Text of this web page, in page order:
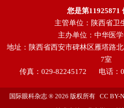
您是第11925871
主管单位：陕西省卫
主办单位：中华医
地址：陕西省西安市碑林区雁塔路
7室
传真：029-82245172
电话：
国际眼科杂志 ® 2026 版权所有 CC BY-